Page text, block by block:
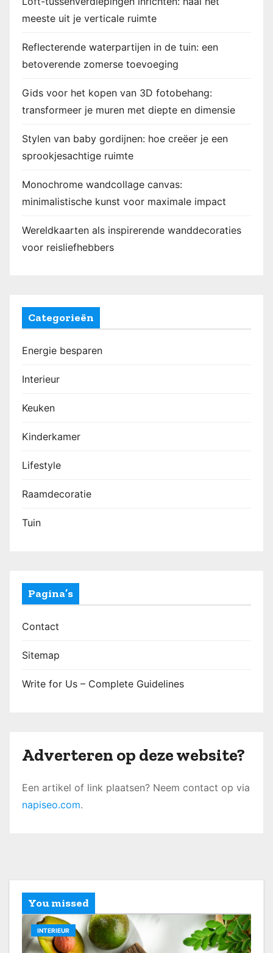
meeste uit je verticale ruimte
Reflecterende waterpartijen in de tuin: een
betoverende zomerse toevoeging
Gids voor het kopen van 3D fotobehang:
transformeer je muren met diepte en dimensie
Stylen van baby gordijnen: hoe creëer je een
sprookjesachtige ruimte
Monochrome wandcollage canvas:
minimalistische kunst voor maximale impact
Wereldkaarten als inspirerende wanddecoraties
voor reisliefhebbers
Categorieën
Energie besparen
Interieur
Keuken
Kinderkamer
Lifestyle
Raamdecoratie
Tuin
Pagina’s
Contact
Sitemap
Write for Us – Complete Guidelines
Adverteren op deze website?
Een artikel of link plaatsen? Neem contact op via
napiseo.com.
You missed
INTERIEUR